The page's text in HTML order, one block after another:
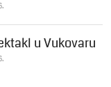
u Vukovaru